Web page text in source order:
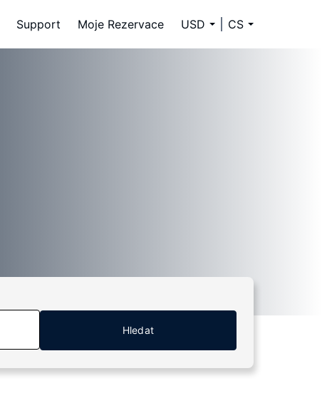
Support Moje Rezervace USD CS
Hledat